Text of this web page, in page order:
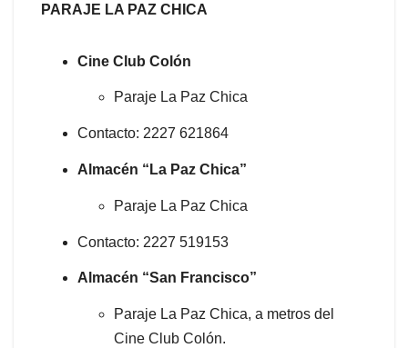
PARAJE LA PAZ CHICA
Cine Club Colón
Paraje La Paz Chica
Contacto: 2227 621864
Almacén “La Paz Chica”
Paraje La Paz Chica
Contacto: 2227 519153
Almacén “San Francisco”
Paraje La Paz Chica, a metros del
Cine Club Colón.